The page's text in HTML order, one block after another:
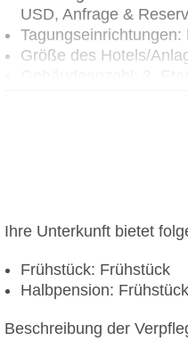
USD, Anfrage &
Größe des Hotels/
Ihre Unterkunft bietet
Frühstück: Frühstück
Halbpension:
Beschreibung der